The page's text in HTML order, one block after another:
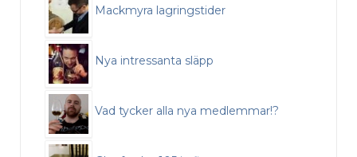
Mackmyra lagringstider
Nya intressanta släpp
Vad tycker alla nya medlemmar!?